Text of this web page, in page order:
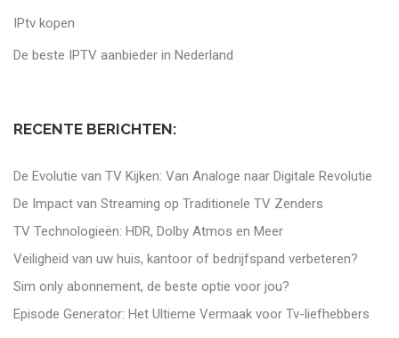
IPtv kopen
De beste IPTV aanbieder in Nederland
RECENTE BERICHTEN:
De Evolutie van TV Kijken: Van Analoge naar Digitale Revolutie
De Impact van Streaming op Traditionele TV Zenders
TV Technologieën: HDR, Dolby Atmos en Meer
Veiligheid van uw huis, kantoor of bedrijfspand verbeteren?
Sim only abonnement, de beste optie voor jou?
Episode Generator: Het Ultieme Vermaak voor Tv-liefhebbers